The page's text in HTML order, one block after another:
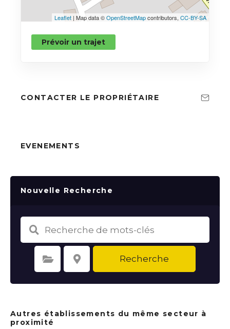
Leaflet | Map data ©OpenStreetMapcontributors, CC-BY-SA
Prévoir un trajet
CONTACTER LE PROPRIÉTAIRE
EVENEMENTS
Nouvelle Recherche
Sélectionnez une catégorie Sélectionnez le lieu Recherche
Autres établissements du même secteur à
proximité